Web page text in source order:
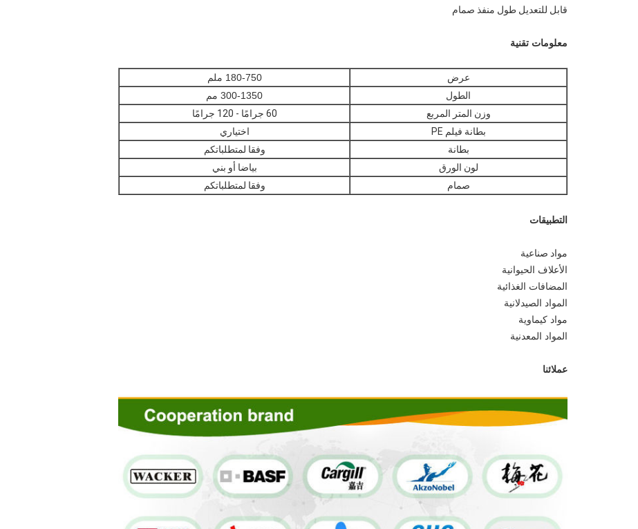
قابل للتعديل طول منفذ صمام
معلومات تقنية
عرض
180-750 ملم
الطول
300-1350 مم
وزن المتر المربع
60 جرامًا - 120 جرامًا
بطانة فيلم PE
اختياري
بطانة
وفقا لمتطلباتكم
لون الورق
بياضا أو بني
صمام
وفقا لمتطلباتكم
التطبيقات
مواد صناعية
الأعلاف الحيوانية
المضافات الغذائية
المواد الصيدلانية
مواد كيماوية
المواد المعدنية
عملائنا